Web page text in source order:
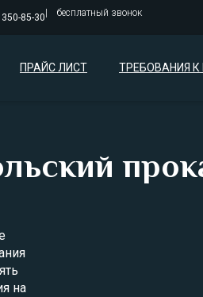
85-30 бесплатный звонок
ПРАЙС ЛИСТ ТРЕБОВАНИЯ
на